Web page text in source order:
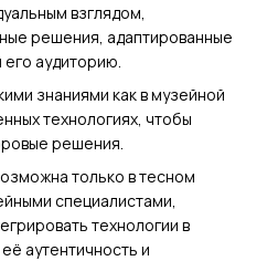
взглядом,
решения, адаптированные
аудиторию.
знаниями как в музейной
технологиях, чтобы
решения.
только в тесном
специалистами,
технологии в
аутентичность и